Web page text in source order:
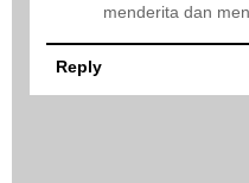
menderita dan
Reply